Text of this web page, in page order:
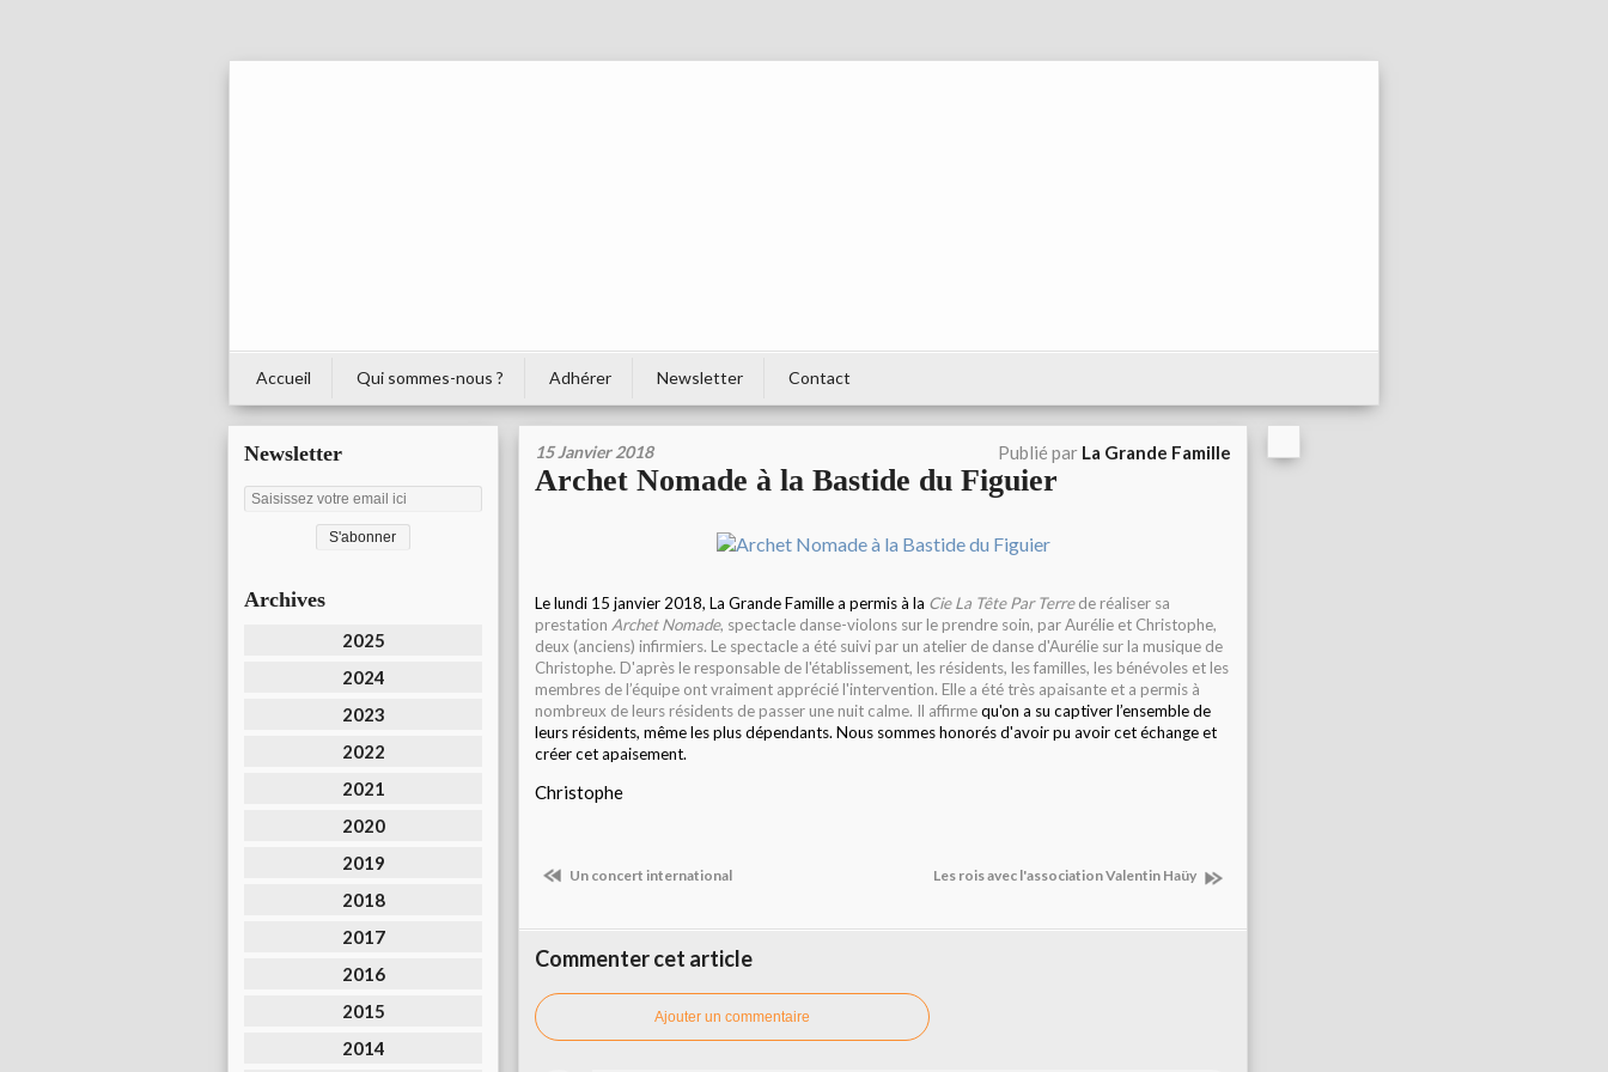
Accueil Qui sommes-nous ? Adhérer Newsletter Contact
Newsletter
Archives
2025
2024
2023
2022
2021
2020
2019
2018
2017
2016
2015
2014
15 Janvier 2018 Publié par La Grande Famille
Archet Nomade à la Bastide du Figuier
Le lundi 15 janvier 2018, La Grande Famille a permis à la CieLa Tête Par Terrede réaliser sa
prestation Archet Nomade, spectacle danse-violons sur le prendre soin, par Aurélie et Christophe,
deux (anciens) infirmiers. Le spectacle a été suivi par un atelier de danse d'Aurélie sur la musique de
Christophe. D'après le responsable de l'établissement, les résidents, les familles, les bénévoles et les
membres de l’équipe ont vraiment apprécié l'intervention. Elle a été très apaisante et a permis à
nombreux de leurs résidents de passer une nuit calme. Il affirmequ'on a su captiver l’ensemble de
leurs résidents, même les plus dépendants. Nous sommes honorés d'avoir pu avoir cet échange et
créer cet apaisement.
Christophe
Un concert international Les rois avec l'association Valentin Haüy
Commenter cet article
Ajouter un commentaire